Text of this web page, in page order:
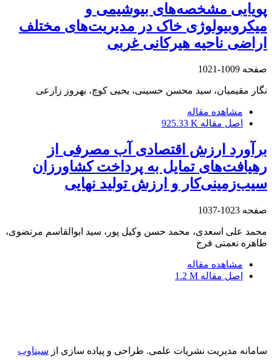
پویایی‌ مشخصه‌های بیوشیمی و
میکروبیولوژی خاک در مدیریت‌های مختلف
اراضی ناحیه هیرکانی غربی
صفحه 1009-1021
نگار مقیمیان، سید محسن حسینی، یحیی کوچ، بهروز زارعی
مشاهده مقاله
اصل مقاله 925.33 K
برآورد ارزش اقتصادی آب مصرفی از
رهیافت‌های تمایل به پرداخت کشاورزان
سیب‌زمینی‌کار و ارزش تولید نهایی
صفحه 1023-1037
محمد علی اسعدی، محمد حسن وکیل پور، سید ابوالقاسم مرتضوی،
طاهره نعمتی فرج
مشاهده مقاله
اصل مقاله 1.2 M
سامانه مدیریت نشریات علمی. طراحی و پیاده سازی از سیناوب